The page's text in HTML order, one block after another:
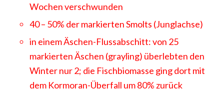
Wochen verschwunden
40 – 50% der markierten Smolts (Junglachse)
in einem Äschen-Flussabschitt: von 25
markierten Äschen (grayling) überlebten den
Winter nur 2; die Fischbiomasse ging dort mit
dem Kormoran-Überfall um 80% zurück